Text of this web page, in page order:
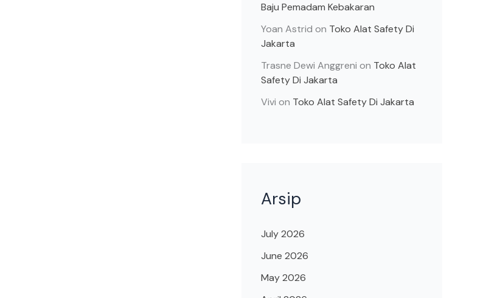
Baju Pemadam Kebakaran
Yoan Astrid on Toko Alat Safety Di
Jakarta
Trasne Dewi Anggreni on Toko Alat
Safety Di Jakarta
Vivi on Toko Alat Safety Di Jakarta
Arsip
July 2026
June 2026
May 2026